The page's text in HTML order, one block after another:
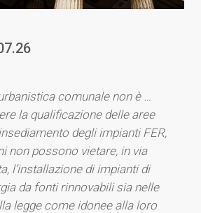
comunale non è …
la qualificazione delle aree
degli impianti FER,
non possono vietare, in via
l’installazione di impianti di
da fonti rinnovabili sia nelle
legge come idonee alla loro